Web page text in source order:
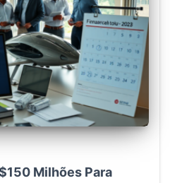
Milhões Para